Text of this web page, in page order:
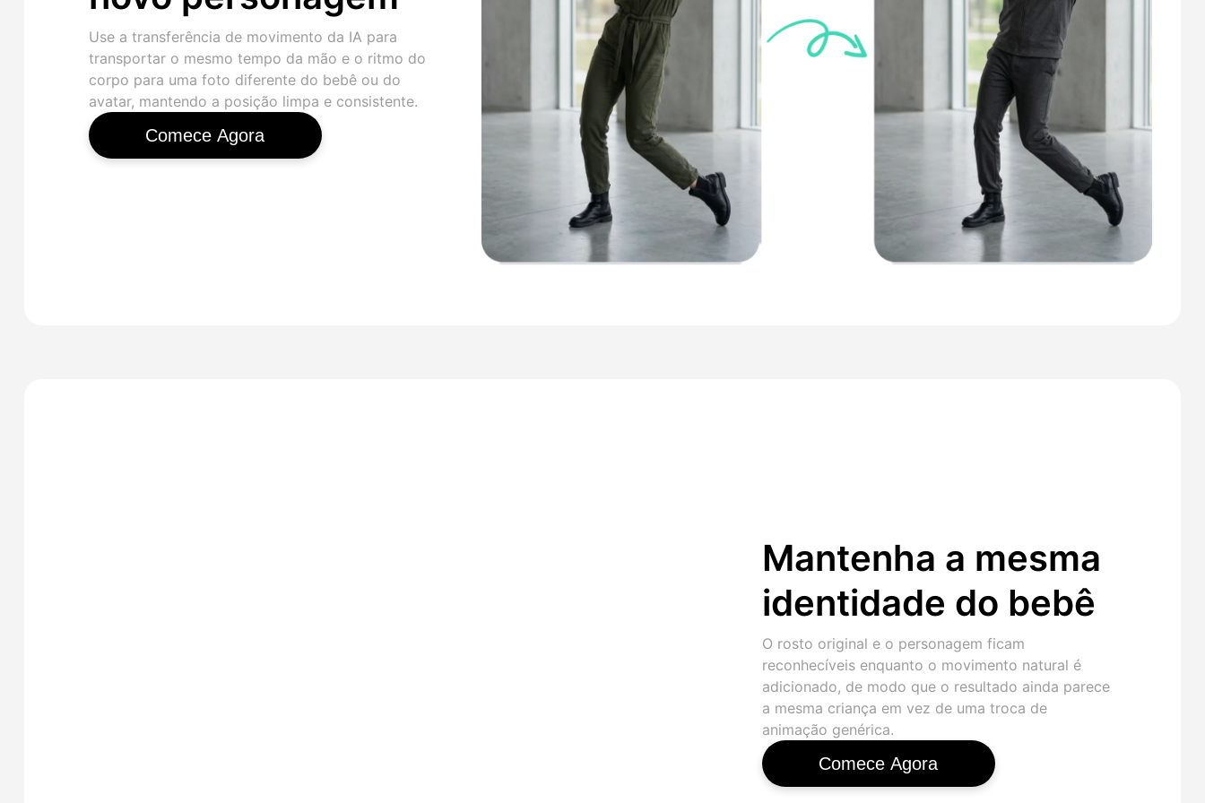
Use a transferência de movimento da IA para
transportar o mesmo tempo da mão e o ritmo do
corpo para uma foto diferente do bebê ou do
avatar, mantendo a posição limpa e consistente.
Comece Agora
Mantenha a mesma
identidade do bebê
O rosto original e o personagem ficam
reconhecíveis enquanto o movimento natural é
adicionado, de modo que o resultado ainda parece
a mesma criança em vez de uma troca de
animação genérica.
Comece Agora